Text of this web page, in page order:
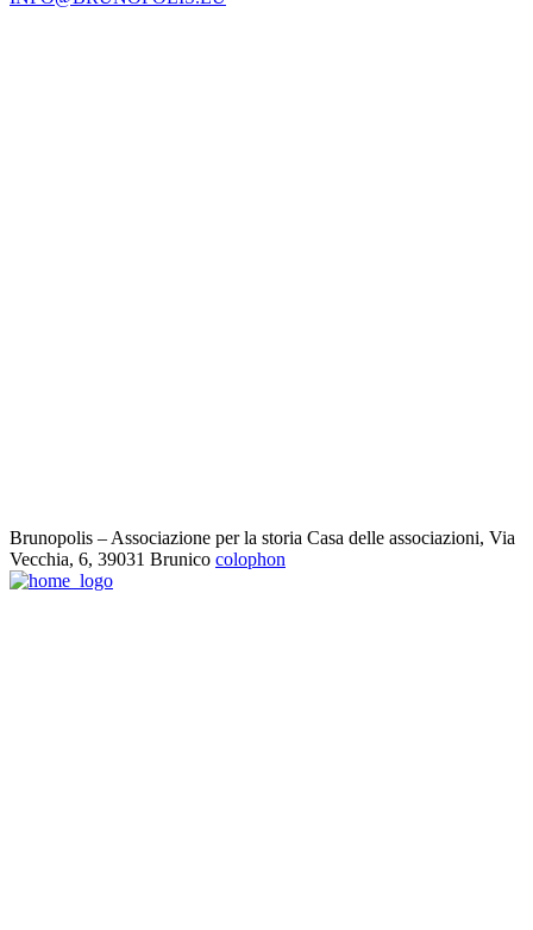
Brunopolis – Associazione per la storia Casa delle associazioni, Via
Vecchia, 6, 39031 Brunico colophon